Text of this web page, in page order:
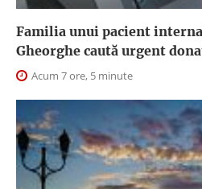
Familia unui pacient
Gheorghe caută urgent
Acum 7 ore, 5 minute